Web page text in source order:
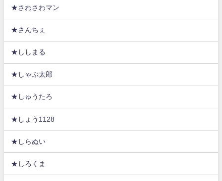
★さわさわマン
★さんちぇ
★ししまる
★しゃぶ太郎
★しゅうたろ
★しょう1128
★しらぬい
★しろくま